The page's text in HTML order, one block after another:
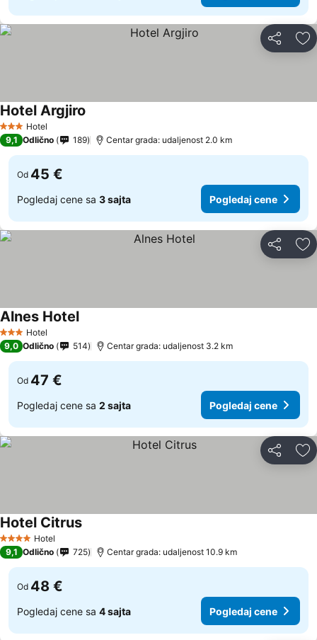
Deli
3 Zvezdice
Hotel
Hotel Argjiro
9,1 Odlično 189 Centar grada: udaljenost 2.0 km
Od 45 €
Pogledaj cene sa 3 sajta Pogledaj cene
Deli
3 Zvezdice
Hotel
Alnes Hotel
9,0 Odlično 514 Centar grada: udaljenost 3.2 km
Od 47 €
Pogledaj cene sa 2 sajta Pogledaj cene
Deli
4 ZvezdiceHotel
Hotel Citrus
9,1 Odlično 725 Centar grada: udaljenost 10.9 km
Od 48 €
Pogledaj cene sa 4 sajta Pogledaj cene